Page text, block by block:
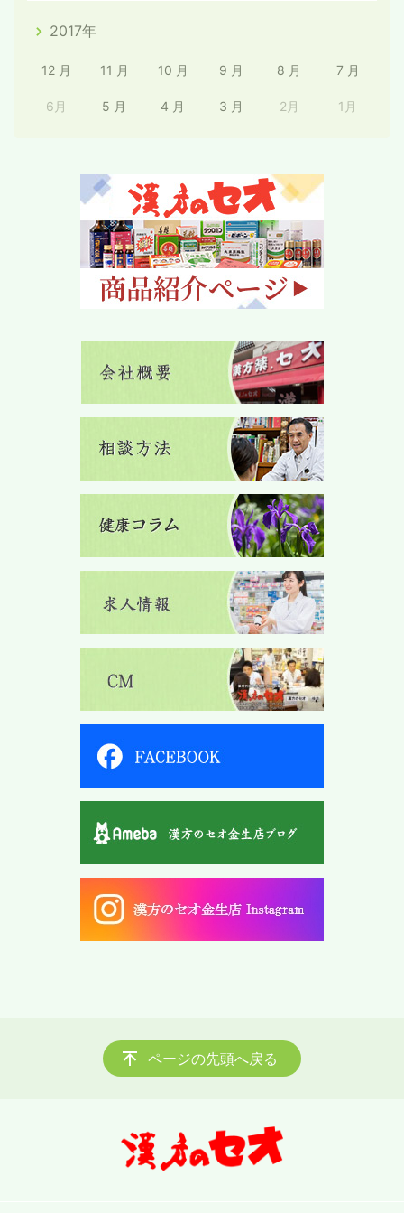
2017年
12 月 11 月 10 月 9 月 8 月 7 月
6月 5 月 4 月 3 月 2月 1月
ページの先頭へ戻る